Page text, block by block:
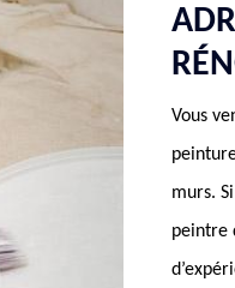
Vous
murs.
peintre